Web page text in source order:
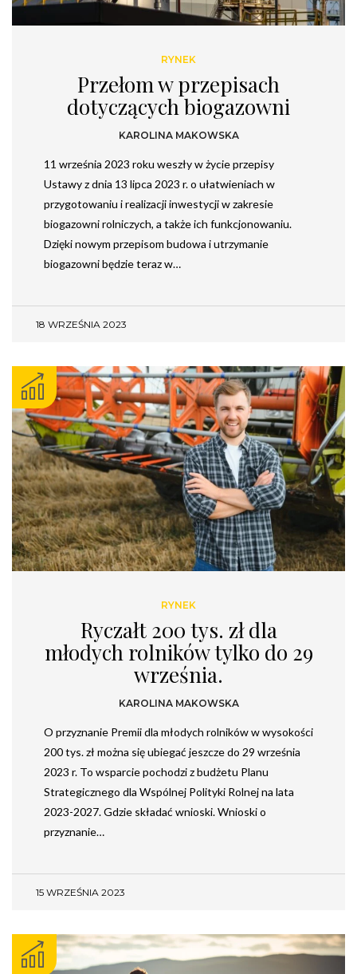
RYNEK
Przełom w przepisach
dotyczących biogazowni
KAROLINA MAKOWSKA
11 września 2023 roku weszły w życie przepisy
Ustawy z dnia 13 lipca 2023 r. o ułatwieniach w
przygotowaniu i realizacji inwestycji w zakresie
biogazowni rolniczych, a także ich funkcjonowaniu.
Dzięki nowym przepisom budowa i utrzymanie
biogazowni będzie teraz w…
18 WRZEŚNIA 2023
RYNEK
Ryczałt 200 tys. zł dla
młodych rolników tylko do 29
września.
KAROLINA MAKOWSKA
O przyznanie Premii dla młodych rolników w wysokości
200 tys. zł można się ubiegać jeszcze do 29 września
2023 r. To wsparcie pochodzi z budżetu Planu
Strategicznego dla Wspólnej Polityki Rolnej na lata
2023-2027. Gdzie składać wnioski. Wnioski o
przyznanie…
15 WRZEŚNIA 2023